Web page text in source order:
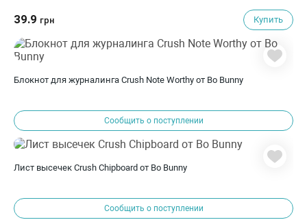
39.9 грн Купить
Блокнот для журналинга Crush Note Worthy от Bo Bunny
Сообщить о поступлении
Лист высечек Crush Chipboard от Bo Bunny
Сообщить о поступлении